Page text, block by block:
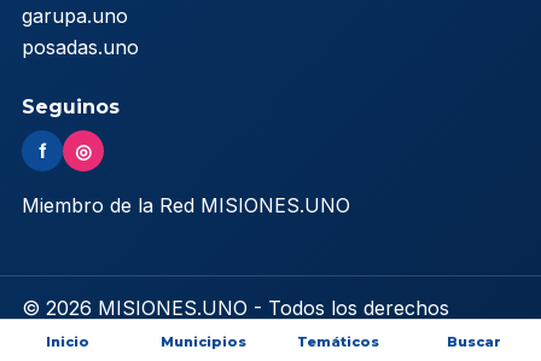
garupa.uno
posadas.uno
Seguinos
f ◎
Miembro de la Red MISIONES.UNO
© 2026 MISIONES.UNO - Todos los derechos
reservados
Inicio Municipios Temáticos Buscar